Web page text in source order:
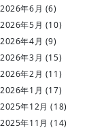
2026年6月 (6)
2026年5月 (10)
2026年4月 (9)
2026年3月 (15)
2026年2月 (11)
2026年1月 (17)
2025年12月 (18)
2025年11月 (14)